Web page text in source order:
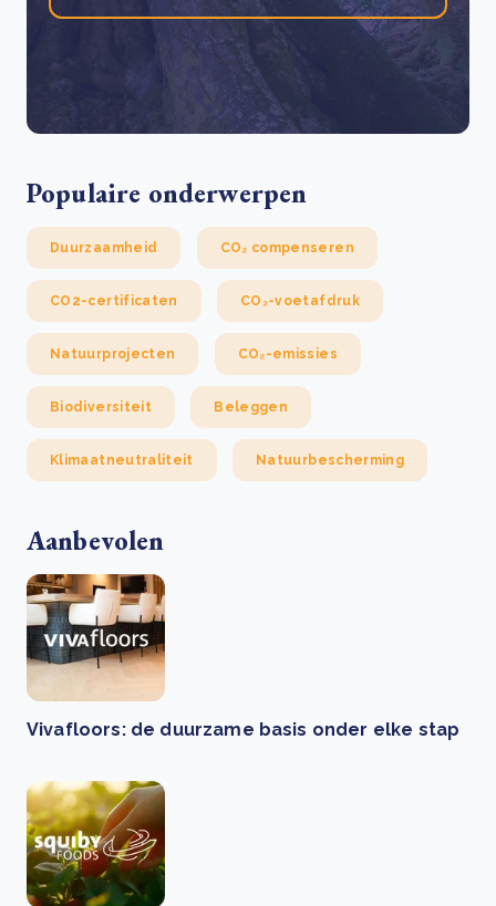
Populaire onderwerpen
Duurzaamheid CO₂ compenseren
CO2-certificaten CO₂-voetafdruk
Natuurprojecten CO₂-emissies
Biodiversiteit Beleggen
Klimaatneutraliteit Natuurbescherming
Aanbevolen
Vivafloors: de duurzame basis onder elke stap